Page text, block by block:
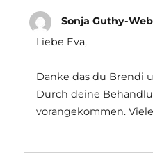
Sonja Guthy-
Liebe Eva,
Danke das du Brendi
Durch deine
vorangekommen.